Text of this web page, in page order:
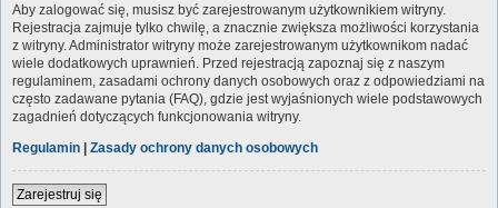
Aby zalogować się, musisz być zarejestrowanym użytkownikiem witryny.
Rejestracja zajmuje tylko chwilę, a znacznie zwiększa możliwości korzystania
z witryny. Administrator witryny może zarejestrowanym użytkownikom nadać
wiele dodatkowych uprawnień. Przed rejestracją zapoznaj się z naszym
regulaminem, zasadami ochrony danych osobowych oraz z odpowiedziami na
często zadawane pytania (FAQ), gdzie jest wyjaśnionych wiele podstawowych
zagadnień dotyczących funkcjonowania witryny.
Regulamin | Zasady ochrony danych osobowych
Zarejestruj się